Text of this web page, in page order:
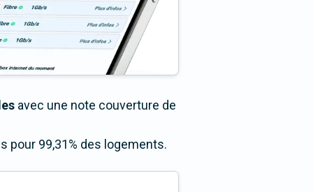
avec une note couverture de
pour 99,31% des logements.